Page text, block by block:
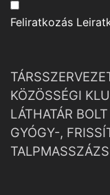
Feliratkozás
KÖZÖSSÉGI
LÁTHATÁR
GYÓGY-,
TALPMASSZÁZS